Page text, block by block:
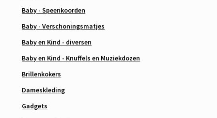
Baby - Speenkoorden
Baby - Verschoningsmatjes
Baby en Kind - diversen
Baby en Kind - Knuffels en Muziekdozen
Brillenkokers
Dameskleding
Gadgets